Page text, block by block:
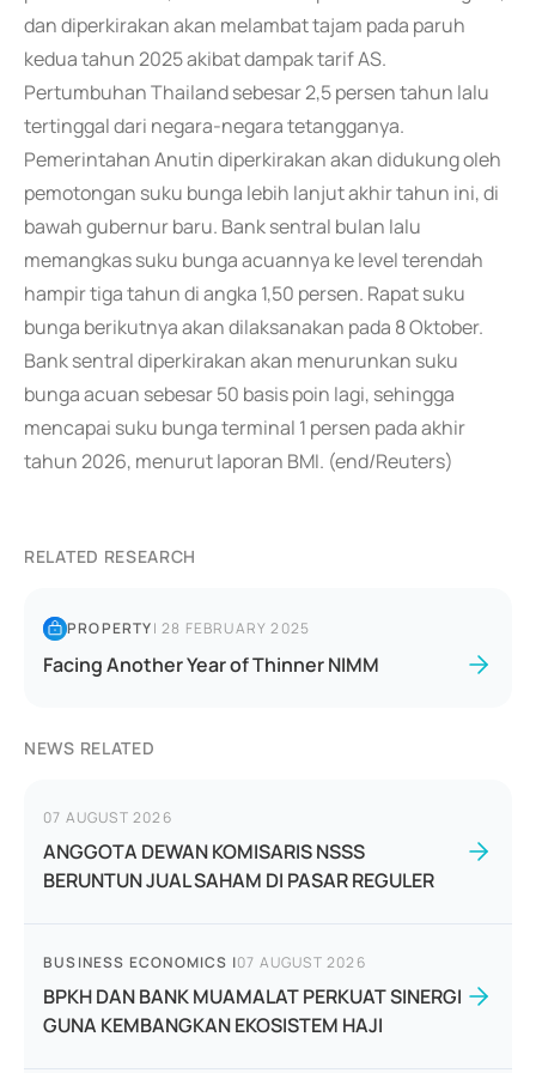
dan diperkirakan akan melambat tajam pada paruh
kedua tahun 2025 akibat dampak tarif AS.
Pertumbuhan Thailand sebesar 2,5 persen tahun lalu
tertinggal dari negara-negara tetangganya.
Pemerintahan Anutin diperkirakan akan didukung oleh
pemotongan suku bunga lebih lanjut akhir tahun ini, di
bawah gubernur baru. Bank sentral bulan lalu
memangkas suku bunga acuannya ke level terendah
hampir tiga tahun di angka 1,50 persen. Rapat suku
bunga berikutnya akan dilaksanakan pada 8 Oktober.
Bank sentral diperkirakan akan menurunkan suku
bunga acuan sebesar 50 basis poin lagi, sehingga
mencapai suku bunga terminal 1 persen pada akhir
tahun 2026, menurut laporan BMI. (end/Reuters)
RELATED RESEARCH
PROPERTY|28 FEBRUARY 2025
Facing Another Year of Thinner NIMM
NEWS RELATED
07 AUGUST 2026
ANGGOTA DEWAN KOMISARIS NSSS
BERUNTUN JUAL SAHAM DI PASAR REGULER
BUSINESS ECONOMICS |07 AUGUST 2026
BPKH DAN BANK MUAMALAT PERKUAT SINERGI
GUNA KEMBANGKAN EKOSISTEM HAJI